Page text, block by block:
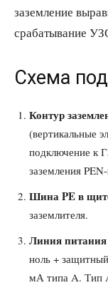
заземление
срабатывание
Схема
Контур
(вертикальные
подключение к
заземления
Шина PE в
заземлителя.
Линия питания
ноль +
мА типа A. Тип